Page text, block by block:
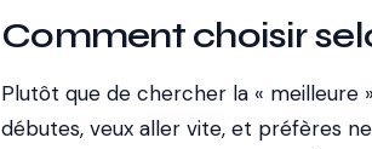
Comment choisir
Plutôt que de chercher la « meilleure
débutes, veux aller vite, et préfères